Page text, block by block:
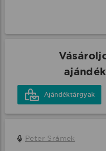
Ajándéktárgyak
Peter Srámek